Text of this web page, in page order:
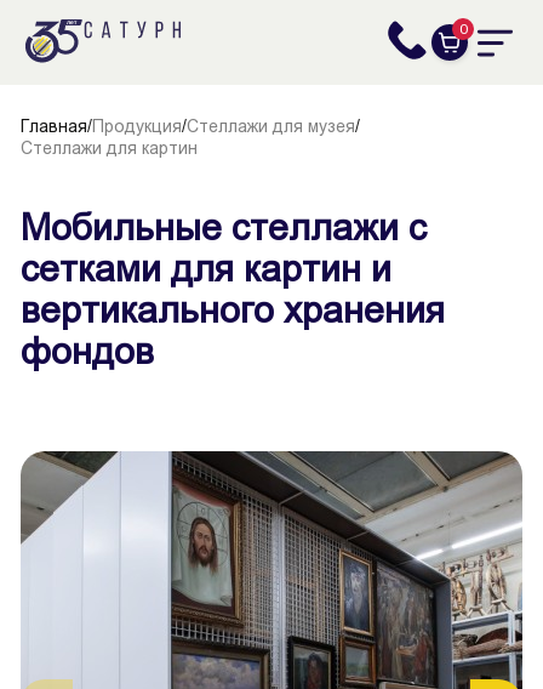
0
Главная/Продукция/Стеллажи для музея/
Стеллажи для картин
Мобильные стеллажи с
сетками для картин и
вертикального хранения
фондов